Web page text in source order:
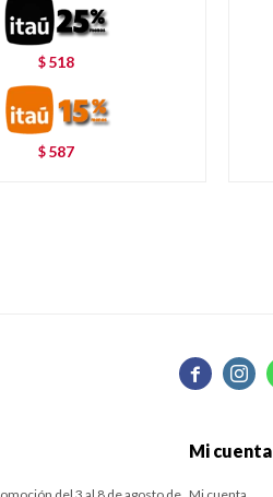
$ 518
$ 587
 
Mi cuenta